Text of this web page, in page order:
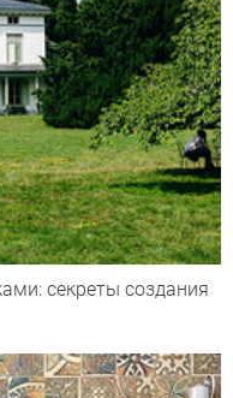
секреты создания